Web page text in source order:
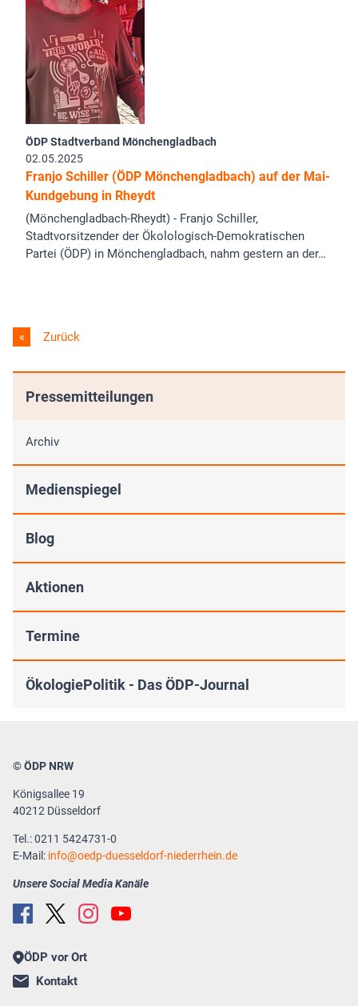
ÖDP Stadtverband Mönchengladbach
02.05.2025
Franjo Schiller (ÖDP Mönchengladbach) auf der Mai-
Kundgebung in Rheydt
(Mönchengladbach-Rheydt) - Franjo Schiller,
Stadtvorsitzender der Ökolologisch-Demokratischen
Partei (ÖDP) in Mönchengladbach, nahm gestern an der…
Zurück
Pressemitteilungen
Archiv
Medienspiegel
Blog
Aktionen
Termine
ÖkologiePolitik - Das ÖDP-Journal
© ÖDP NRW
Königsallee 19
40212 Düsseldorf
Tel.: 0211 5424731-0
E-Mail: info oedp-duesseldorf-niederrhein.de
Unsere Social Media Kanäle
ÖDP vor Ort
Kontakt